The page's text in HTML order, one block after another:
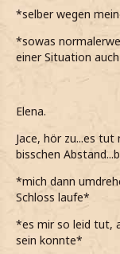
*selber wegen
*sowas
einer Situation
Elena.
Jace, hör zu...es
bisschen
*mich dann
Schloss laufe*
*es mir so leid tut,
sein konnte*